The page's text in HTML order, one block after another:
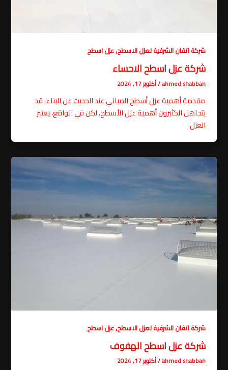
شركة اتقان الشرقية لعزل الاسطح,عزل اسطح
شركة عزل اسطح الاحساء
ahmed shabban
/أكتوبر 17, 2024
مقدمة أهمية عزل أسطح المباني عند الحديث عن البناء، قد
يتجاهل الكثيرون أهمية عزل الأسطح، لكن في الواقع، يعتبر
العزل
شركة اتقان الشرقية لعزل الاسطح,عزل اسطح
شركة عزل اسطح الهفوف
ahmed shabban
/أكتوبر 17, 2024